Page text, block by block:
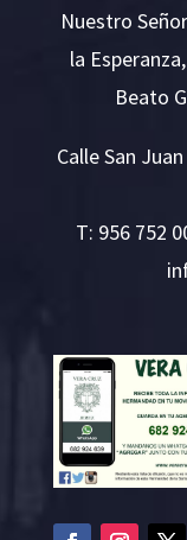
Nuestro
la
Beato
Calle San
T: 956 752
i